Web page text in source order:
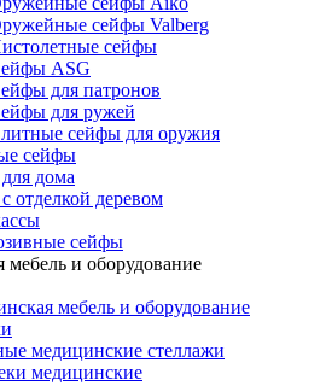
сейфы Valberg
сейфы
ASG
для патронов
для ружей
сейфы для оружия
сейфы
дома
отделкой деревом
сейфы
и оборудование
мебель и оборудование
медицинские стеллажи
медицинские